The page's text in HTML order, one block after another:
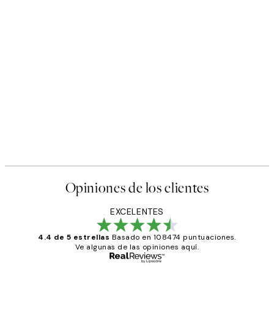
Opiniones de los clientes
EXCELENTES
4.4 de 5 estrellas Basado en 108474 puntuaciones.
Ve algunas de las opiniones aquí.